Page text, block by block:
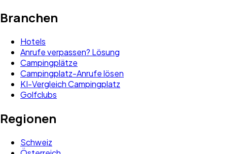
Branchen
Hotels
Anrufe verpassen? Lösung
Campingplätze
Campingplatz-Anrufe lösen
KI-Vergleich Campingplatz
Golfclubs
Regionen
Schweiz